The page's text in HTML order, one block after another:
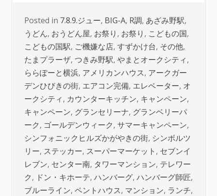
Posted in 7.8.9.ジュー, BIG-A, R調, あざみ野駅,
うどん, おうどん屋, お祭り , お祭り , こどもの国,
こどもの国駅, ご機嫌な店, すずかけ台, その他,
たまプラーザ, つきみ野駅, やまとオークシティ,
ららぽーと横浜, アメリカンハウス, アークガー
デンひびきの街, エアコン完備, エレベーター, オ
ークシティ, カウンターキッチン, キャンペーン,
キャンペーン, グランセリーナ, グランベリーパ
ーク, ゴールデンウィーク, サマーキャンペーン,
シンフォニックヒルズかがやきの街, シンボルツ
リー, ステッカー, スーパーマーケット , セブンイ
レブン, センター南, タワーマンション, テレワー
ク, ドン・キホーテ, ハンバーグ, ハンバーグ師匠,
ブルーライン, ペントハウス, マンション, ランチ,